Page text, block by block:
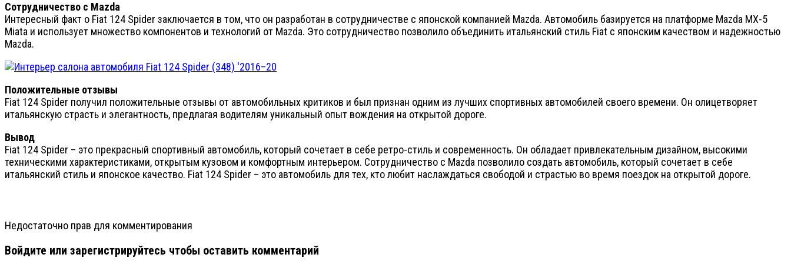
Сотрудничество с Mazda
Интересный факт о Fiat 124 Spider заключается в том, что он разработан в сотрудничестве с японской компанией Mazda. Автомобиль базируется на платформе Mazda MX-5
Miata и использует множество компонентов и технологий от Mazda. Это сотрудничество позволило объединить итальянский стиль Fiat с японским качеством и надежностью
Mazda.
Положительные отзывы
Fiat 124 Spider получил положительные отзывы от автомобильных критиков и был признан одним из лучших спортивных автомобилей своего времени. Он олицетворяет
итальянскую страсть и элегантность, предлагая водителям уникальный опыт вождения на открытой дороге.
Вывод
Fiat 124 Spider – это прекрасный спортивный автомобиль, который сочетает в себе ретро-стиль и современность. Он обладает привлекательным дизайном, высокими
техническими характеристиками, открытым кузовом и комфортным интерьером. Сотрудничество с Mazda позволило создать автомобиль, который сочетает в себе
итальянский стиль и японское качество. Fiat 124 Spider – это автомобиль для тех, кто любит наслаждаться свободой и страстью во время поездок на открытой дороге.
Недостаточно прав для комментирования
Войдите или зарегистрируйтесь чтобы оставить комментарий